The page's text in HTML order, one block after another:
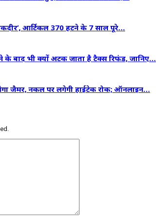
आर्टिकल 370 हटने के 7 साल पूरे…
के बाद भी क्यों अटक जाता है टैक्स रिफंड, जानिए…
जैमर, नकल पर लगेगी हाईटेक रोक; ऑनलाइन…